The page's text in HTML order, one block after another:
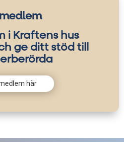
i Kraftens hus
ge ditt stöd till
här